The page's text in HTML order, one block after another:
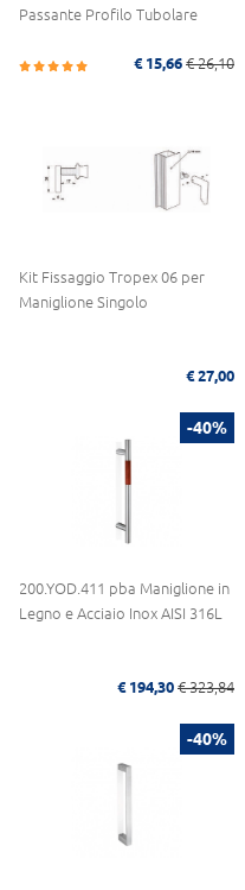
Passante Profilo Tubolare
€ 15,66 € 26,10
Kit Fissaggio Tropex 06 per
Maniglione Singolo
€ 27,00
-40%
200.YOD.411 pba Maniglione in
Legno e Acciaio Inox AISI 316L
€ 194,30 € 323,84
-40%